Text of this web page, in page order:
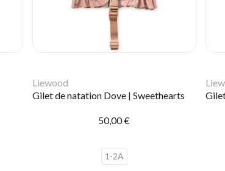
Liewood
Gilet de natation Dove | Sweethearts
50,00 €
1-2A